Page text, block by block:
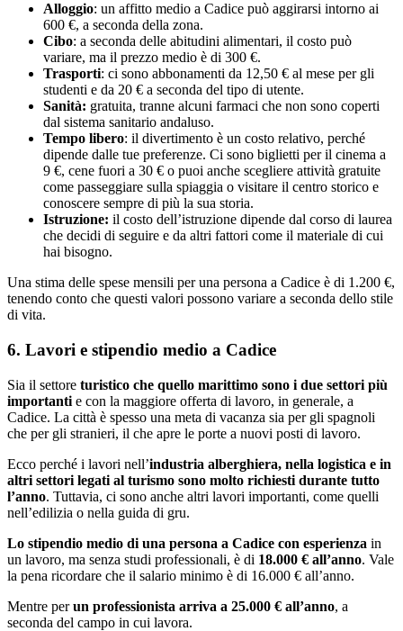
Alloggio: un affitto medio a Cadice può aggirarsi intorno ai
600 €, a seconda della zona.
Cibo: a seconda delle abitudini alimentari, il costo può
variare, ma il prezzo medio è di 300 €.
Trasporti: ci sono abbonamenti da 12,50 € al mese per gli
studenti e da 20 € a seconda del tipo di utente.
Sanità: gratuita, tranne alcuni farmaci che non sono coperti
dal sistema sanitario andaluso.
Tempo libero: il divertimento è un costo relativo, perché
dipende dalle tue preferenze. Ci sono biglietti per il cinema a
9 €, cene fuori a 30 € o puoi anche scegliere attività gratuite
come passeggiare sulla spiaggia o visitare il centro storico e
conoscere sempre di più la sua storia.
Istruzione: il costo dell’istruzione dipende dal corso di laurea
che decidi di seguire e da altri fattori come il materiale di cui
hai bisogno.
Una stima delle spese mensili per una persona a Cadice è di 1.200 €,
tenendo conto che questi valori possono variare a seconda dello stile
di vita.
6. Lavori e stipendio medio a Cadice
Sia il settore turistico che quello marittimo sono i due settori più
importanti e con la maggiore offerta di lavoro, in generale, a
Cadice. La città è spesso una meta di vacanza sia per gli spagnoli
che per gli stranieri, il che apre le porte a nuovi posti di lavoro.
Ecco perché i lavori nell’industria alberghiera, nella logistica e in
altri settori legati al turismo sono molto richiesti durante tutto
l’anno. Tuttavia, ci sono anche altri lavori importanti, come quelli
nell’edilizia o nella guida di gru.
Lo stipendio medio di una persona a Cadice con esperienza in
un lavoro, ma senza studi professionali, è di 18.000 € all’anno. Vale
la pena ricordare che il salario minimo è di 16.000 € all’anno.
Mentre perun professionista arriva a 25.000 € all’anno, a
seconda del campo in cui lavora.